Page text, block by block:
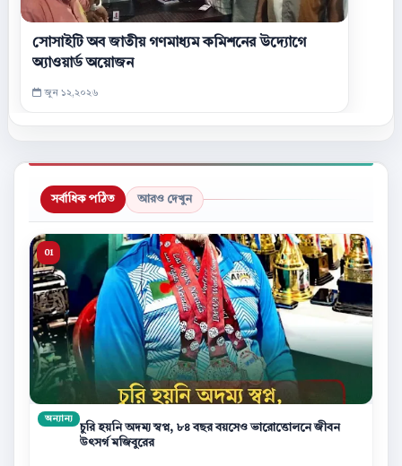
সোসাইটি অব জাতীয় গণমাধ্যম কমিশনের উদ্যোগে
অ্যাওয়ার্ড অয়োজন
জুন ১২,২০২৬
সর্বাধিক পঠিত আরও দেখুন
অন্যান্য
চুরি হয়নি অদম্য স্বপ্ন, ৮৪ বছর বয়সেও ভারোত্তোলনে জীবন
উৎসর্গ মজিবুরের